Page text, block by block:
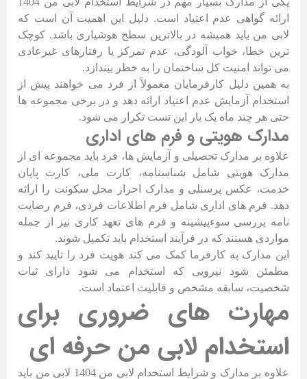
ارائه گواهی عدم اعتیاد است. دلیل این اهمیت آن است که
لابی من باید همیشه در بالاترین سطح هوشیاری باشد. کوچک
ترین خطا، خواب آلودگی، عدم تمرکز یا رفتارهای غیرعادی
می تواند امنیت کل ساختمان را به خطر بیندازد.
به همین دلیل کارفرمایان معمولاً از فرد می خواهند پیش از
استخدام آزمایش عدم اعتیاد ارائه دهد و در برخی مجموعه ها
حتی هر چند ماه یک بار این تست تکرار می شود.
مدارک هویتی و فرم های اداری
علاوه بر مدارک تحصیلی و آزمایش ها، فرد باید مجموعه ای از
مدارک هویتی شامل شناسنامه، کارت ملی، کارت پایان
خدمت، عکس پرسنلی و مدارک احراز محل سکونت را ارائه
دهد. فرم های اداری شامل فرم اطلاعات فردی، فرم رضایت
نامه بررسی سوءپیشینه و فرم های تعهد کاری نیز از جمله
مواردی هستند که در فرآیند استخدام باید تکمیل شوند.
این مدارک به کارفرما کمک می کند هویت فرد را تایید کند و
مطمئن شود نیرویی که استخدام می شود دارای ثبات
شخصیت، سابقه مشخص و قابلیت اعتماد است.
مهارت های ضروری برای
استخدام لابی من حرفه ای
علاوه بر مدارک و شرایط استخدام لابی من 1404 لابی من باید